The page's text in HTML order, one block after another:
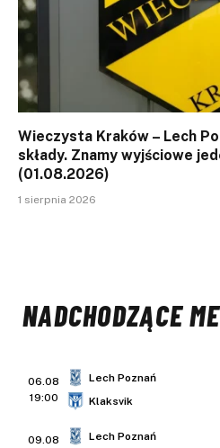
Wieczysta Kraków – Lech
składy. Znamy wyjściowe
(01.08.2026)
1 sierpnia 2026
NADCHODZĄCE
06.08
19:00
Lech Poznań
Klaksvik
09.08
Lech Poznań